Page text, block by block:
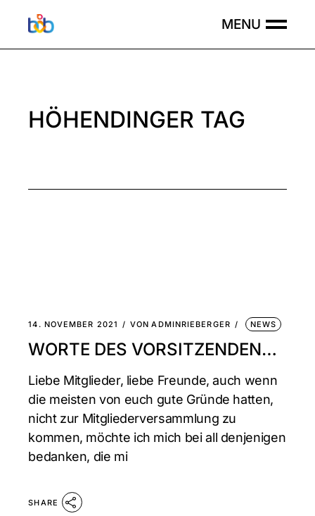
HÖHENDINGER TAG
14. NOVEMBER 2021 VON ADMINRIEBERGER NEWS
WORTE DES VORSITZENDEN…
Liebe Mitglieder, liebe Freunde, auch wenn
die meisten von euch gute Gründe hatten,
nicht zur Mitgliederversammlung zu
kommen, möchte ich mich bei all denjenigen
bedanken, die mi
SHARE